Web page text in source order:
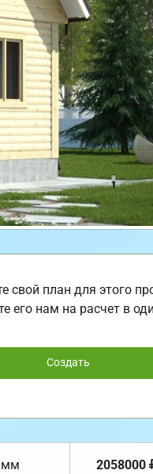
свой план для этого
его нам на расчет в
Создать
мм 2058000